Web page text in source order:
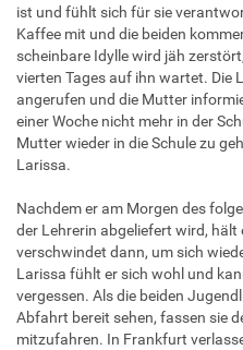
ist und fühlt sich für sie
Kaffee mit und die beiden
scheinbare Idylle wird jäh
vierten Tages auf ihn wartet. Die
angerufen und die Mutter
einer Woche nicht mehr in der
Mutter wieder in die Schule zu
Larissa.
Nachdem er am Morgen des
der Lehrerin abgeliefert wird, hält
verschwindet dann, um sich
Larissa fühlt er sich wohl und
vergessen. Als die beiden
Abfahrt bereit sehen, fassen sie
mitzufahren. In Frankfurt